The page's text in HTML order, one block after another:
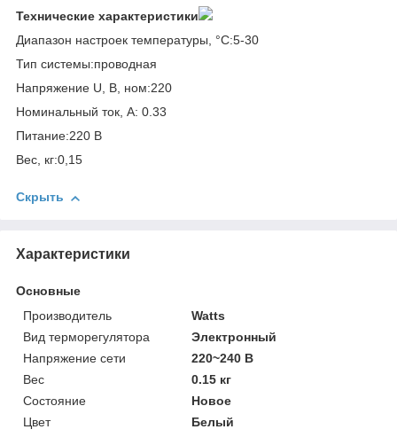
Технические характеристики
Диапазон настроек температуры, °С:5-30
Тип системы:проводная
Напряжение U, В, ном:220
Номинальный ток, A: 0.33
Питание:220 В
Вес, кг:0,15
Скрыть
Характеристики
Основные
Производитель
Watts
Вид терморегулятора
Электронный
Напряжение сети
220~240 В
Вес
0.15 кг
Состояние
Новое
Цвет
Белый